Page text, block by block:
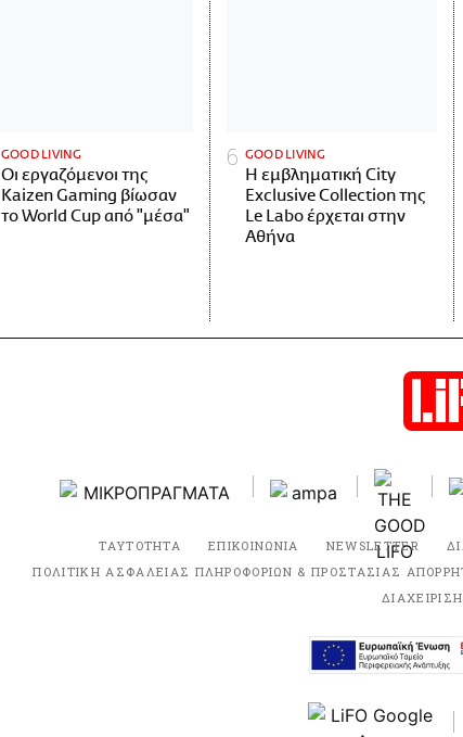
GOOD LIVING
Οι εργαζόμενοι της
Kaizen Gaming βίωσαν
το World Cup από "μέσα"
GOOD LIVING
Η εμβληματική City
Exclusive Collection της
Le Labo έρχεται στην
Αθήνα
ΤΑΥΤΟΤΗΤΑ ΕΠΙΚΟΙΝΩΝΙΑ NEWSLETTER
ΠΟΛΙΤΙΚΗ ΑΣΦΑΛΕΙΑΣ ΠΛΗΡΟΦΟΡΙΩΝ & ΠΡΟΣΤΑΣΙΑΣ
ΔΙΑΧΕΙΡΙΣΗ